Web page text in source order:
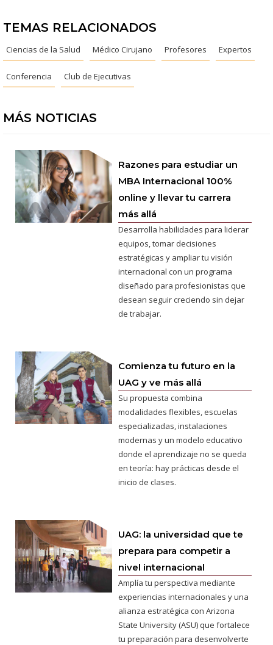
TEMAS RELACIONADOS
Ciencias de la Salud Médico Cirujano Profesores Expertos
Conferencia Club de Ejecutivas
MÁS NOTICIAS
Razones para estudiar un
MBA Internacional 100%
online y llevar tu carrera
más allá
Desarrolla habilidades para liderar
equipos, tomar decisiones
estratégicas y ampliar tu visión
internacional con un programa
diseñado para profesionistas que
desean seguir creciendo sin dejar
de trabajar.
Comienza tu futuro en la
UAG y ve más allá
Su propuesta combina
modalidades flexibles, escuelas
especializadas, instalaciones
modernas y un modelo educativo
donde el aprendizaje no se queda
en teoría: hay prácticas desde el
inicio de clases.
UAG: la universidad que te
prepara para competir a
nivel internacional
Amplía tu perspectiva mediante
experiencias internacionales y una
alianza estratégica con Arizona
State University (ASU) que fortalece
tu preparación para desenvolverte